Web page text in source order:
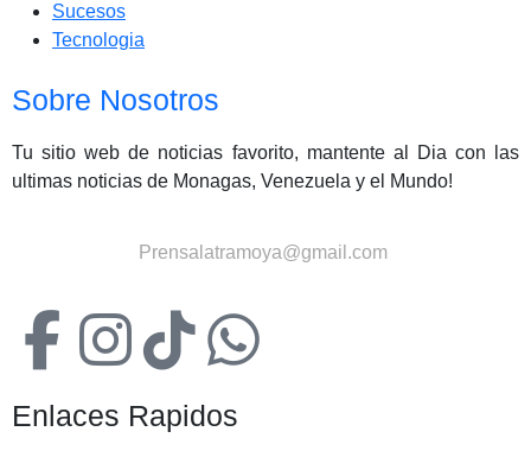
Sucesos
Tecnologia
Sobre Nosotros
Tu sitio web de noticias favorito, mantente al Dia con las
ultimas noticias de Monagas, Venezuela y el Mundo!
Prensalatramoya@gmail.com
Enlaces Rapidos